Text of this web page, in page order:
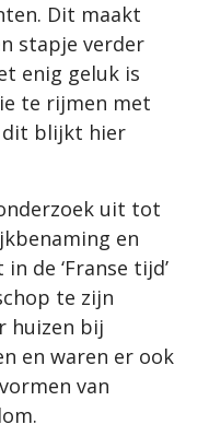
Dit maakt
stapje verder
enig geluk is
te rijmen met
dit blijkt hier
uit tot
en
de ‘Franse tijd’
te zijn
huizen bij
en waren er ook
van